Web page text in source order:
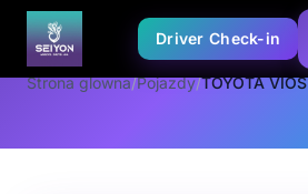
Driver Check-in
Strona glowna/Pojazdy/TOYOTA VIOS